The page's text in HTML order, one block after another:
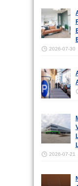
2026-07-30
2026-07-21